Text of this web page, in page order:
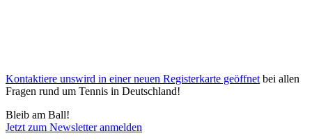
Kontaktiere unswird in einer neuen Registerkarte geöffnet bei allen
Fragen rund um Tennis in Deutschland!
Bleib am Ball!
Jetzt zum Newsletter anmelden